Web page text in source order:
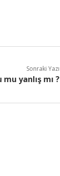
Sonraki Yazı
mu yanlış mı ?